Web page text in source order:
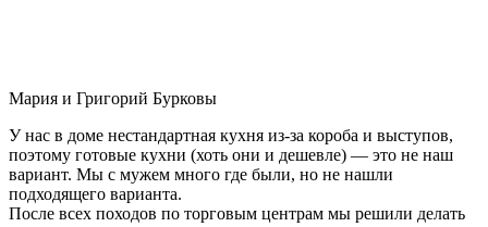
Мария и Григорий Бурковы
У нас в доме нестандартная кухня из-за короба и выступов,
поэтому готовые кухни (хоть они и дешевле) — это не наш
вариант. Мы с мужем много где были, но не нашли
подходящего варианта.
После всех походов по торговым центрам мы решили делать